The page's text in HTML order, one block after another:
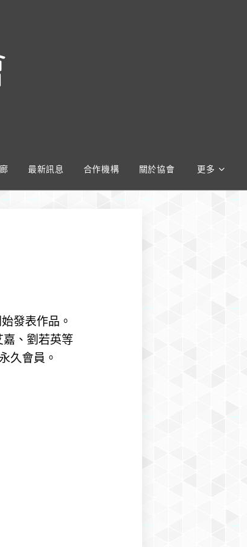
最新訊息 合作機構 關於協會 更多
發表作品。
、劉若英等
久會員。